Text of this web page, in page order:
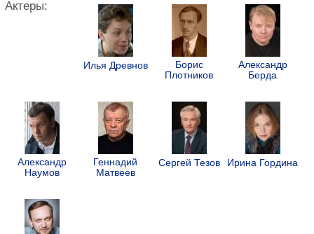
Актеры:
Илья Древнов
Борис
Плотников
Александр
Берда
Александр
Наумов
Геннадий
Матвеев
Сергей Тезов Ирина Гордина